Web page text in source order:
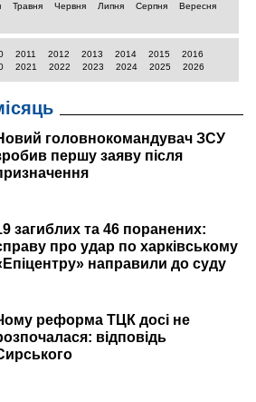
Травня Червня Липня Серпня
Вересня
2011 2012 2013 2014 2015
2016
2021 2022 2023 2024 2025 2026
головнокомандувач ЗСУ
першу заяву після
загиблих та 46 поранених:
про удар по харківському
направили до суду
реформа ТЦК досі не
відповідь